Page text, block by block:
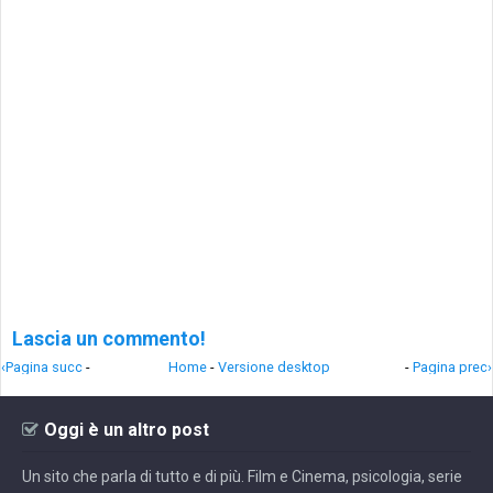
Lascia un commento!
‹Pagina succ - - Pagina prec›
Home - Versione desktop
Oggi è un altro post
Un sito che parla di tutto e di più. Film e Cinema, psicologia, serie